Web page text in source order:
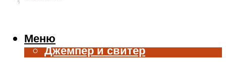
Жилет
Джемпер и свитер
Меню